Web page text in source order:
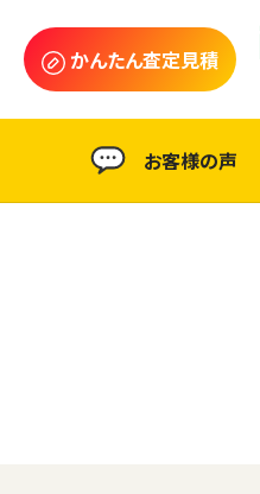
かんたん査定見積
お客様の声